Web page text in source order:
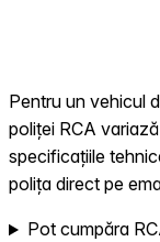
Pentru un vehicul
poliței RCA
specificațiile
polița direct pe
Pot cumpăra